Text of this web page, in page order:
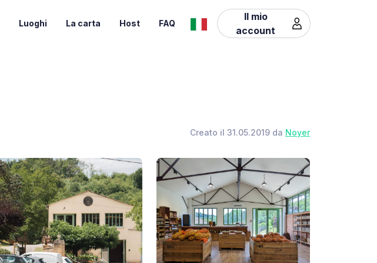
Luoghi La carta Host FAQ
Il mio
account
Creato il 31.05.2019 da Noyer